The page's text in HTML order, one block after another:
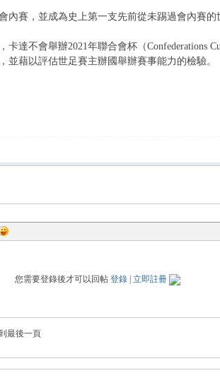
內賽，並成為史上第一支先前從未踢過會內賽的
卡達不會舉辦2021年聯合會杯（Confederations
並藉以評估世足賽主辦國舉辦賽事能力的檢驗。
您需要登錄後才可以回帖 登錄| 立即註冊
最後一頁